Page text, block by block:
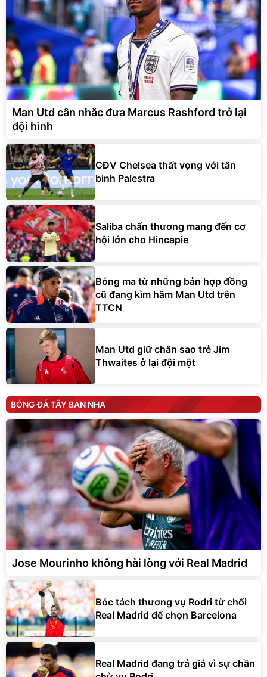
Man Utd cân nhắc đưa Marcus Rashford trở lại
đội hình
CĐV Chelsea thất vọng với tân
binh Palestra
Saliba chấn thương mang đến cơ
hội lớn cho Hincapie
Bóng ma từ những bản hợp đồng
cũ đang kìm hãm Man Utd trên
TTCN
Man Utd giữ chân sao trẻ Jim
Thwaites ở lại đội một
BÓNG ĐÁ TÂY BAN NHA
Jose Mourinho không hài lòng với Real Madrid
Bóc tách thương vụ Rodri từ chối
Real Madrid để chọn Barcelona
Real Madrid đang trả giá vì sự chần